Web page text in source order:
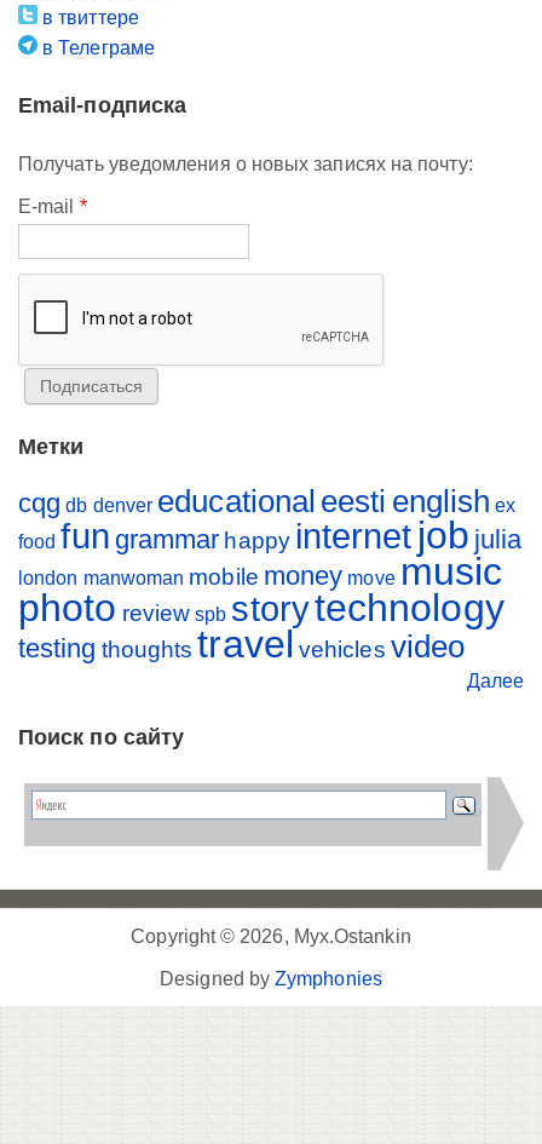
в твиттере
в Телеграме
Email-подписка
Получать уведомления о новых записях на почту:
E-mail *
Метки
cqg db denver educational eesti english ex
food fun grammar happy internet job julia
london manwoman mobile money move music
photo review spb storytechnology
testing thoughts travel vehicles video
Далее
Поиск по сайту
Copyright © 2026, Myx.Ostankin
Designed byZymphonies